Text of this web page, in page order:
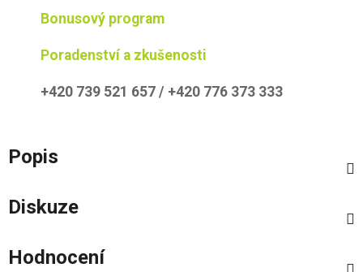
Bonusový program
Poradenství a zkušenosti
+420 739 521 657 / +420 776 373 333
Popis
Diskuze
Hodnocení